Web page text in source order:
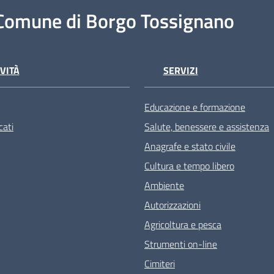
di Borgo Tossignano
SERVIZI
Educazione e formazione
Salute, benessere e assistenza
Anagrafe e stato civile
Cultura e tempo libero
Ambiente
Autorizzazioni
Agricoltura e pesca
Strumenti on-line
Cimiteri